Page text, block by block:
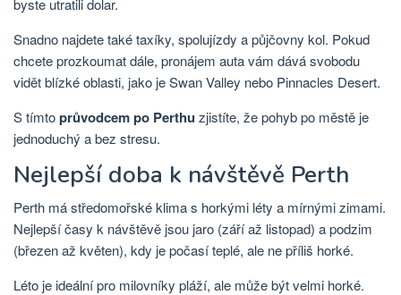
Snadno najdete také taxíky, spolujízdy a půjčovny kol. Pokud
chcete prozkoumat dále, pronájem auta vám dává svobodu
vidět blízké oblasti, jako je Swan Valley nebo Pinnacles Desert.
S tímtoprůvodcem po Perthu zjistíte, že pohyb po městě je
jednoduchý a bez stresu.
Nejlepší doba k návštěvě Perth
Perth má středomořské klima s horkými léty a mírnými zimami.
Nejlepší časy k návštěvě jsou jaro (září až listopad) a podzim
(březen až květen), kdy je počasí teplé, ale ne příliš horké.
Léto je ideální pro milovníky pláží, ale může být velmi horké.